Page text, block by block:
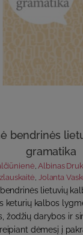
bendrinės
gramatika
Albinas
, Jolanta
bendrinės lietuvių
keturių kalbos
žodžių darybos ir
dėmesį į